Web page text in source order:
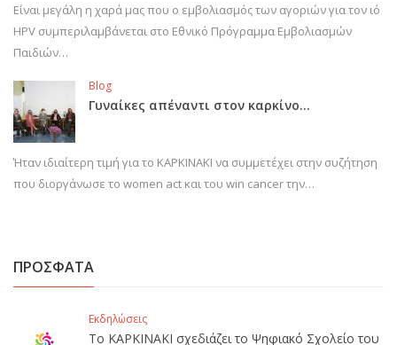
Είναι μεγάλη η χαρά μας που ο εμβολιασμός των αγοριών για τον ιό
HPV συμπεριλαμβάνεται στο Εθνικό Πρόγραμμα Εμβολιασμών
Παιδιών…
Blog
Γυναίκες απέναντι στον καρκίνο…
Ήταν ιδιαίτερη τιμή για το ΚΑΡΚΙΝΑΚΙ να συμμετέχει στην συζήτηση
που διοργάνωσε το women act και του win cancer την…
ΠΡΟΣΦΑΤΑ
Εκδηλώσεις
Το ΚΑΡΚΙΝΑΚΙ σχεδιάζει το Ψηφιακό Σχολείο του